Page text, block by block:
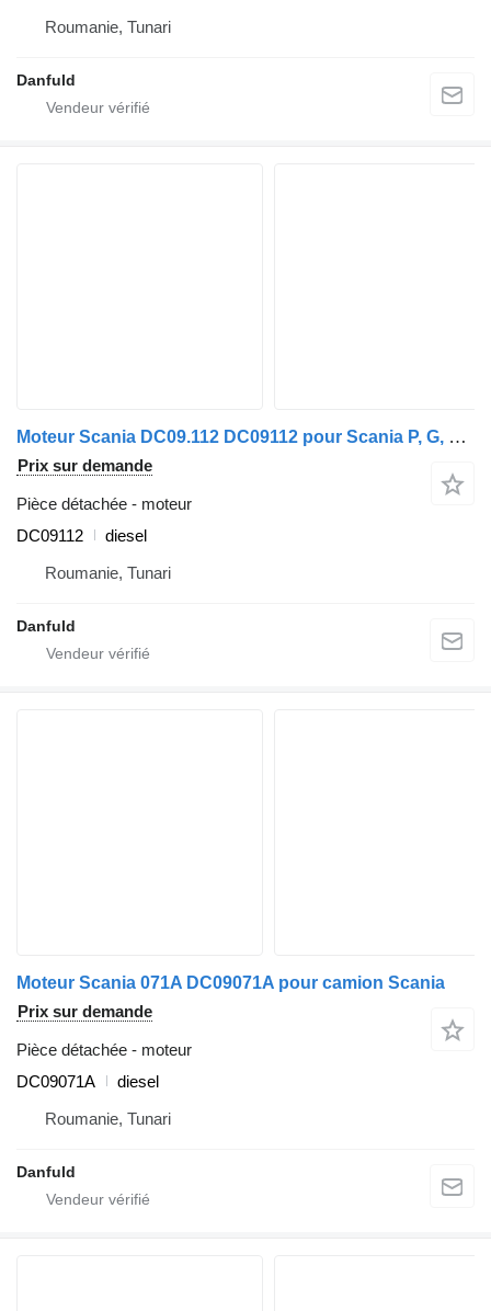
Roumanie, Tunari
Danfuld
Moteur Scania DC09.112 DC09112 pour Scania P, G, R, T, INTERLINK, CITYWIDE
Prix sur demande
Pièce détachée - moteur
DC09112
diesel
Roumanie, Tunari
Danfuld
Moteur Scania 071A DC09071A pour camion Scania
Prix sur demande
Pièce détachée - moteur
DC09071A
diesel
Roumanie, Tunari
Danfuld